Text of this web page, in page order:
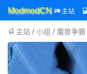
ModmodCN 主站
主站 / 小组 / 魔兽争霸